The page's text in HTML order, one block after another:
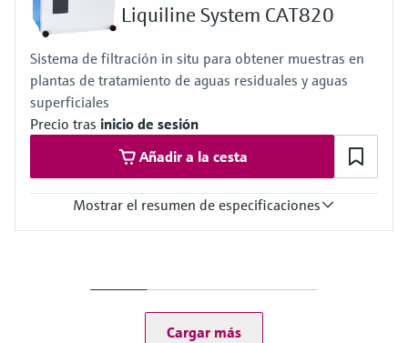
2,0 a 5,0 bar (29,0 a 72,5 psi); pero al menos 0,5 bar (7,3 psi) >
presión de procesoLiquiline System CAT820
Sistema de filtración in situ para obtener muestras en
plantas de tratamiento de aguas residuales y aguas
superficiales
Precio tras inicio de sesión
Añadir a la cesta
Mostrar el resumen de especificaciones
Cargar más